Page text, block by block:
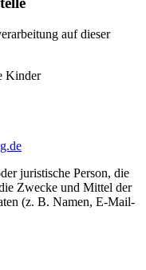
auf dieser
Kinder
juristische Person, die
Zwecke und Mittel der
(z. B. Namen, E-Mail-